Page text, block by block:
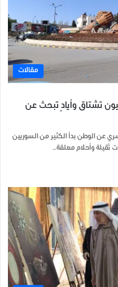
مقالات
تشتاق وأيادٍ تبحث عن
عن الوطن بدأ الكثير من السوريين
ثقيلة وأحلام معلقة…